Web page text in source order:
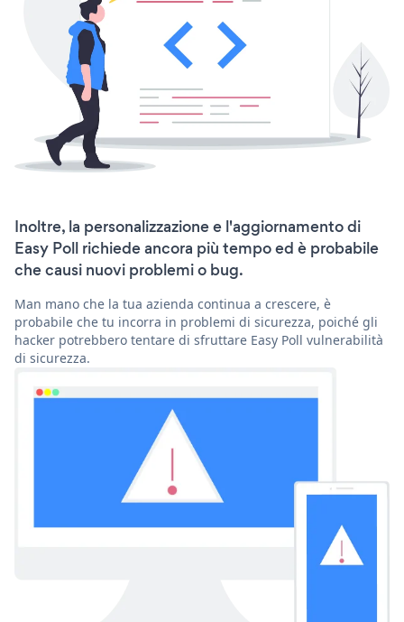
Inoltre, la personalizzazione e l'aggiornamento di
Easy Poll richiede ancora più tempo ed è probabile
che causi nuovi problemi o bug.
Man mano che la tua azienda continua a crescere, è
probabile che tu incorra in problemi di sicurezza, poiché gli
hacker potrebbero tentare di sfruttare Easy Poll vulnerabilità
di sicurezza.